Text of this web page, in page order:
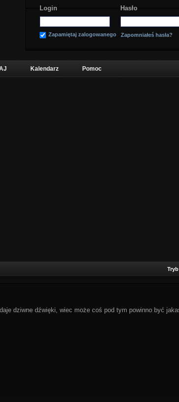
Login Hasło
Zapamiętaj zalogowanego Zapomniałeś hasła?
Kalendarz Pomoc
dziwne dźwięki, wiec może coś pod tym powinno być